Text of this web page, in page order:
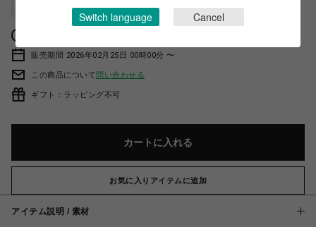
販売期間 2026年02月25日 00時00分 〜
この商品について問い合わせる
ギフト：ラッピング不可
カートに入れる
お気に入りアイテムに追加
アイテム説明 / 素材
Switch language Cancel